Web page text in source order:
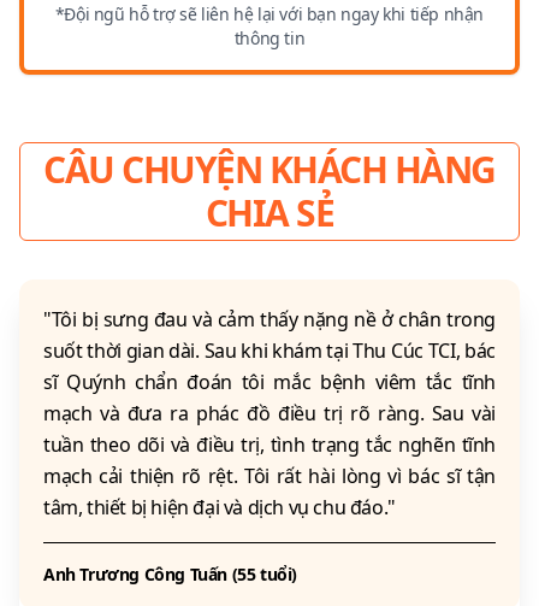
*Đội ngũ hỗ trợ sẽ liên hệ lại với bạn ngay khi tiếp nhận
thông tin
CÂU CHUYỆN KHÁCH HÀNG
CHIA SẺ
"Tôi bị sưng đau và cảm thấy nặng nề ở chân trong
suốt thời gian dài. Sau khi khám tại Thu Cúc TCI, bác
sĩ Quýnh chẩn đoán tôi mắc bệnh viêm tắc tĩnh
mạch và đưa ra phác đồ điều trị rõ ràng. Sau vài
tuần theo dõi và điều trị, tình trạng tắc nghẽn tĩnh
mạch cải thiện rõ rệt. Tôi rất hài lòng vì bác sĩ tận
tâm, thiết bị hiện đại và dịch vụ chu đáo."
Anh Trương Công Tuấn (55 tuổi)